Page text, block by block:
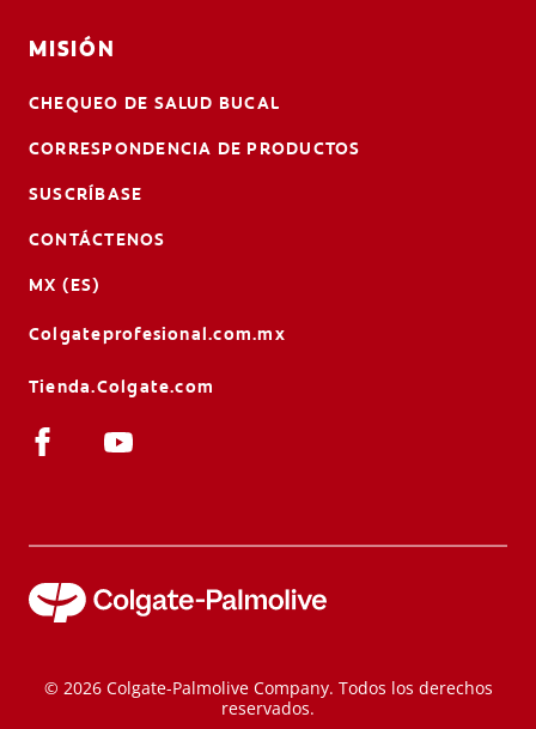
MISIÓN
CHEQUEO DE SALUD BUCAL
CORRESPONDENCIA DE PRODUCTOS
SUSCRÍBASE
CONTÁCTENOS
MX (ES)
Colgateprofesional.com.mx
Tienda.Colgate.com
© 2026 Colgate-Palmolive Company. Todos los derechos
reservados.